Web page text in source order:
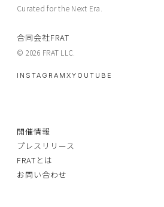
Curated for the Next Era.
合同会社FRAT
© 2026 FRAT LLC.
INSTAGRAM XYOUTUBE
開催情報
プレスリリース
FRATとは
お問い合わせ